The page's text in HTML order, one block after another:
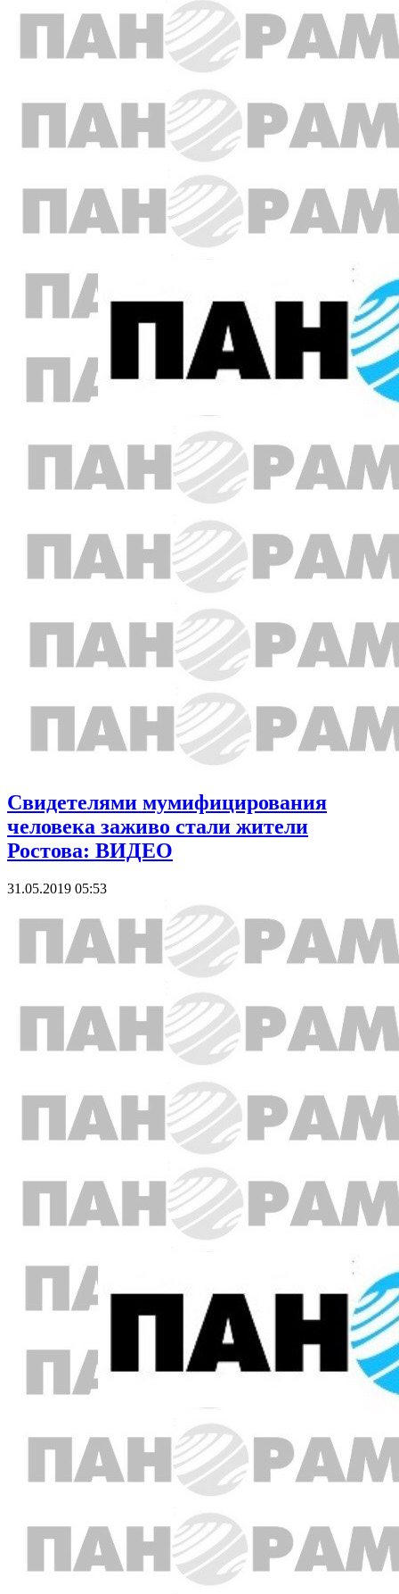
Свидетелями мумифицирования
человека заживо стали жители
Ростова: ВИДЕО
31.05.2019 05:53